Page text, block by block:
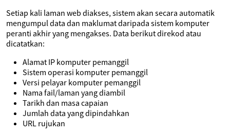
Setiap kali laman web diakses, sistem akan secara automatik
mengumpul data dan maklumat daripada sistem komputer
peranti akhir yang mengakses. Data berikut direkod atau
dicatatkan:
Alamat IP komputer pemanggil
Sistem operasi komputer pemanggil
Versi pelayar komputer pemanggil
Nama fail/laman yang diambil
Tarikh dan masa capaian
Jumlah data yang dipindahkan
URL rujukan